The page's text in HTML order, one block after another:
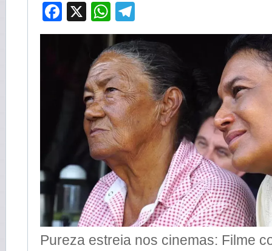
Facebook
X WhatsApp
Pureza estreia nos cinemas: Filme